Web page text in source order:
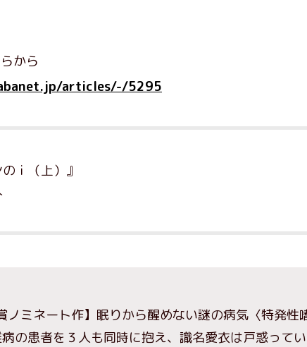
から
articles/-/5295
ｉ（上）』
ミネート作】眠りから醒めない謎の病気〈特発性
の患者を３人も同時に抱え、識名愛衣は戸惑って